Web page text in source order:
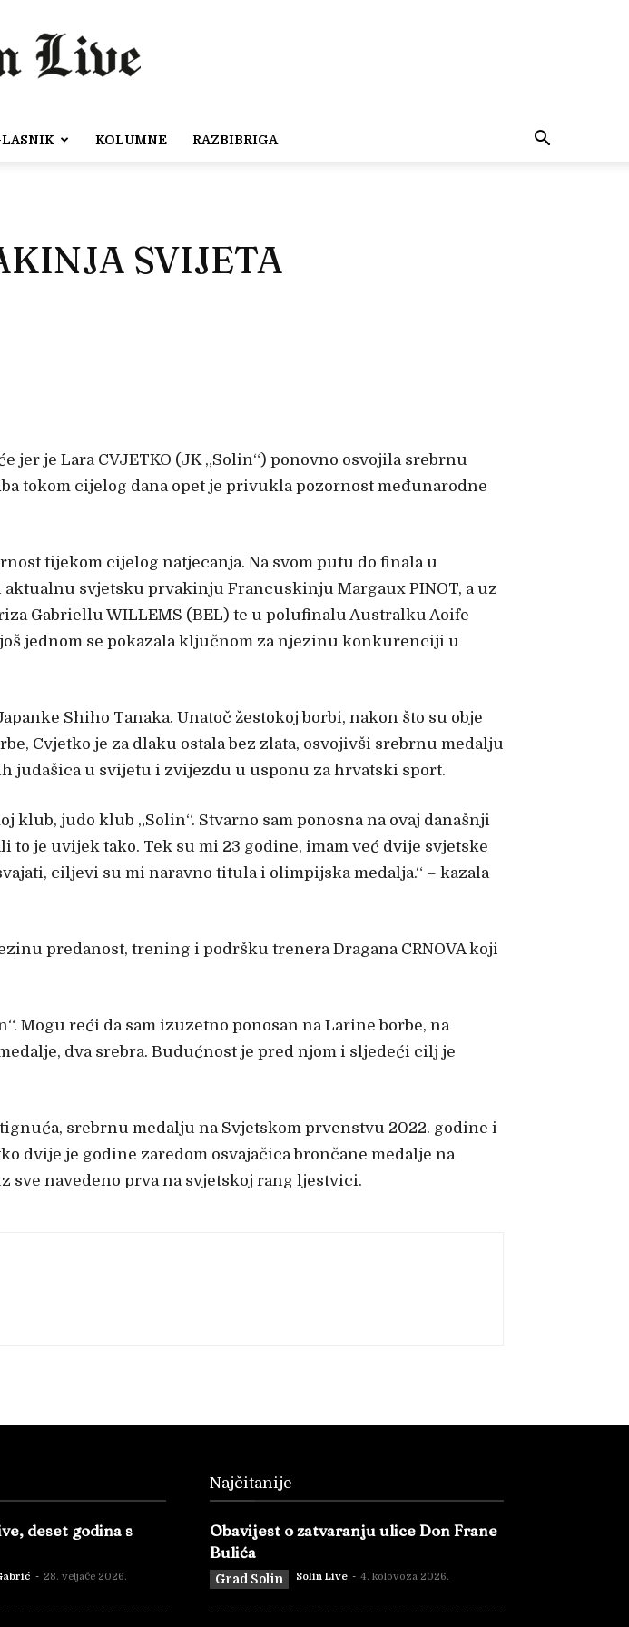
KOLUMNE RAZBIBRIGA
SVIJETA
je Lara CVJETKO (JK „Solin“) ponovno osvojila srebrnu
tokom cijelog dana opet je privukla pozornost međunarodne
tijekom cijelog natjecanja. Na svom putu do finala u
svjetsku prvakinju Francuskinju Margaux PINOT, a uz
Gabriellu WILLEMS (BEL) te u polufinalu Australku Aoife
jednom se pokazala ključnom za njezinu konkurenciji u
Shiho Tanaka. Unatoč žestokoj borbi, nakon što su obje
Cvjetko je za dlaku ostala bez zlata, osvojivši srebrnu medalju
judašica u svijetu i zvijezdu u usponu za hrvatski sport.
klub, judo klub „Solin“. Stvarno sam ponosna na ovaj današnji
je uvijek tako. Tek su mi 23 godine, imam već dvije svjetske
ciljevi su mi naravno titula i olimpijska medalja.“ – kazala
predanost, trening i podršku trenera Dragana CRNOVA koji
Mogu reći da sam izuzetno ponosan na Larine borbe, na
dva srebra. Budućnost je pred njom i sljedeći cilj je
srebrnu medalju na Svjetskom prvenstvu 2022. godine i
dvije je godine zaredom osvajačica brončane medalje na
sve navedeno prva na svjetskoj rang ljestvici.
deset godina s
- 28. veljače 2026.
Najčitanije
Obavijest o zatvaranju ulice Don Frane
Bulića
Grad Solin Solin Live - 4. kolovoza 2026.